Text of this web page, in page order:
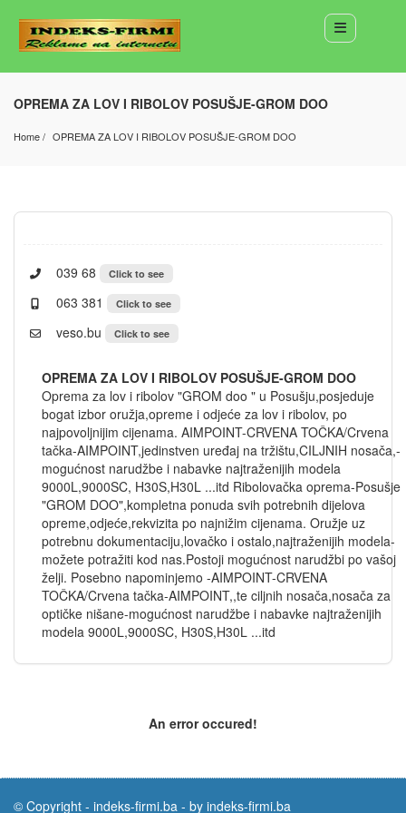
OPREMA ZA LOV I RIBOLOV POSUŠJE-GROM DOO
Home OPREMA ZA LOV I RIBOLOV POSUŠJE-GROM DOO
039 68 Click to see
063 381 Click to see
veso.bu Click to see
OPREMA ZA LOV I RIBOLOV POSUŠJE-GROM DOO
Oprema za lov i ribolov "GROM doo " u Posušju,posjeduje
bogat izbor oružja,opreme i odjeće za lov i ribolov, po
najpovoljnijim cijenama. AIMPOINT-CRVENA TOČKA/Crvena
tačka-AIMPOINT,jedinstven uređaj na tržištu,CILJNIH nosača,-
mogućnost narudžbe i nabavke najtraženijih modela
9000L,9000SC, H30S,H30L ...itd Ribolovačka oprema-Posušje
"GROM DOO",kompletna ponuda svih potrebnih dijelova
opreme,odjeće,rekvizita po najnižim cijenama. Oružje uz
potrebnu dokumentaciju,lovačko i ostalo,najtraženijih modela-
možete potražiti kod nas.Postoji mogućnost narudžbi po vašoj
želji. Posebno napominjemo -AIMPOINT-CRVENA
TOČKA/Crvena tačka-AIMPOINT,,te ciljnih nosača,nosača za
optičke nišane-mogućnost narudžbe i nabavke najtraženijih
modela 9000L,9000SC, H30S,H30L ...itd
An error occured!
© Copyright - indeks-firmi.ba - by indeks-firmi.ba